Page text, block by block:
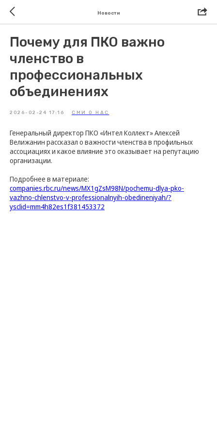
Новости
Почему для ПКО важно
членство в
профессиональных
объединениях
2026-02-24 17:16 СМИ О НАС
Генеральный директор ПКО «Интел Коллект» Алексей
Велижанин рассказал о важности членства в профильных
ассоциациях и какое влияние это оказывает на репутацию
организации.
Подробнее в материале:
companies.rbc.ru/news/MX1gZsM98N/pochemu-dlya-pko-
vazhno-chlenstvo-v-professionalnyih-obedineniyah/?
ysclid=mm4h82es1f381453372